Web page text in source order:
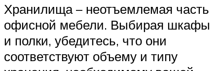
Хранилища – неотъемлемая часть
офисной мебели. Выбирая шкафы
и полки, убедитесь, что они
соответствуют объему и типу